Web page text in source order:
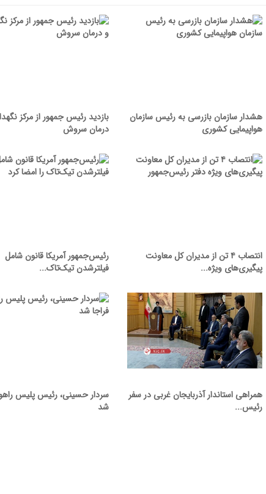
هشدار سازمان بازرسی به رئیس سازمان
هواپیمایی کشوری
بازدید رئیس جمهور از مرکز
درمان سروش
انتصاب ۴ تن از مدیران کل معاونت
پیگیری‌های ویژه...
رئیس‌جمهور آمریکا قانون شامل
فیلترشدن تیک‌تاک...
همراهی استاندار آذربایجان غربی در سفر
رئیس...
سردار حسینی، رئیس پلیس
شد